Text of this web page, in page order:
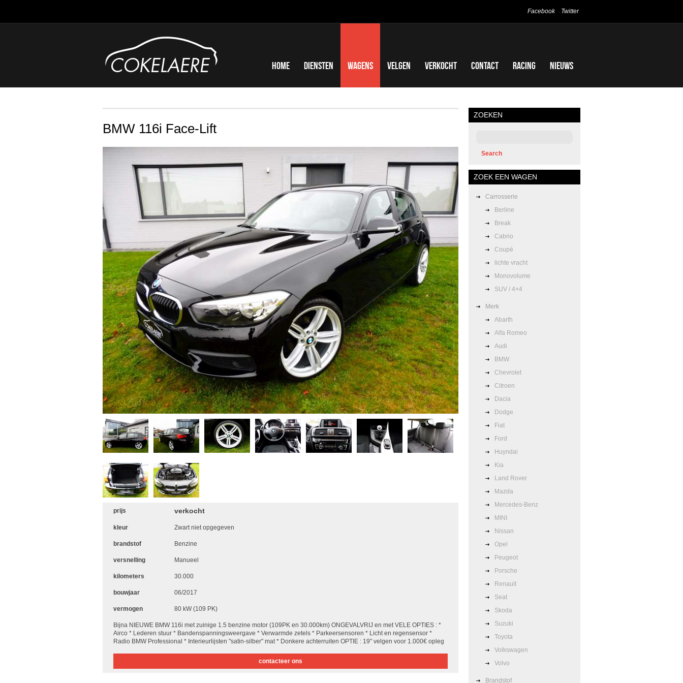
Home Diensten Wagens Velgen Verkocht Contact Racing Nieuws
Facebook Twitter
BMW 116i Face-Lift
prijs verkocht
kleur Zwart niet opgegeven
brandstof Benzine
versnelling Manueel
kilometers 30.000
bouwjaar 06/2017
vermogen 80 kW (109 PK)
Bijna NIEUWE BMW 116i met zuinige 1.5 benzine motor (109PK en 30.000km) ONGEVALVRIJ en met VELE OPTIES : *
Airco * Lederen stuur * Bandenspanningsweergave * Verwarmde zetels * Parkeersensoren * Licht en regensensor *
Radio BMW Professional * Interieurlijsten "satin-silber" mat * Donkere achterruiten OPTIE : 19" velgen voor 1.000€ opleg
contacteer ons
ZOEKEN
ZOEK EEN WAGEN
Carrosserie
Berline
Break
Cabrio
Coupé
lichte vracht
Monovolume
SUV / 4×4
Merk
Abarth
Alfa Romeo
Audi
BMW
Chevrolet
Citroen
Dacia
Dodge
Fiat
Ford
Huyndai
Kia
Land Rover
Mazda
Mercedes-Benz
MINI
Nissan
Opel
Peugeot
Porsche
Renault
Seat
Skoda
Suzuki
Toyota
Volkswagen
Volvo
Brandstof